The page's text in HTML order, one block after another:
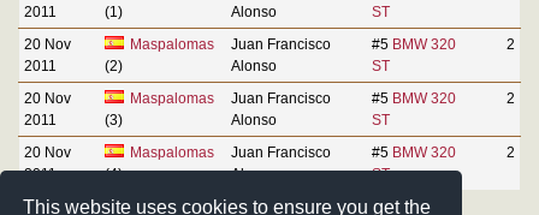
This website uses cookies to ensure you get the
2011
(1)
Alonso
ST
20 Nov
2011
Maspalomas
(2)
Juan Francisco
Alonso
#5 BMW 320
ST
2
20 Nov
2011
Maspalomas
(3)
Juan Francisco
Alonso
#5 BMW 320
ST
2
20 Nov
2011
Maspalomas
(4)
Juan Francisco
Alonso
#5 BMW 320
ST
2